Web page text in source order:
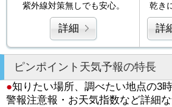
紫外線対策無しでも安心。
詳細
乾き
詳
ピンポイント天気予報の特長
●知りたい場所、調べたい地点の3
警報注意報・お天気指数など詳細